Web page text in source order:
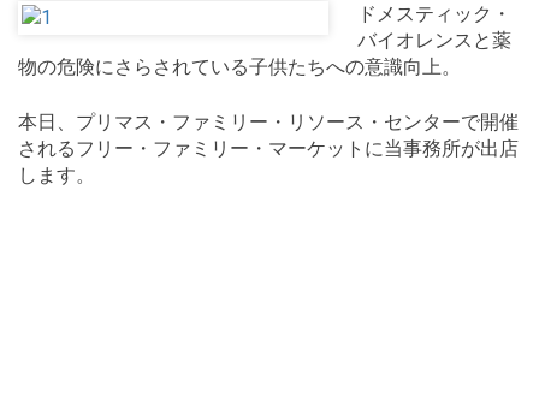
ドメスティック・
バイオレンスと薬
物の危険にさらされている子供たちへの意識向上。
本日、プリマス・ファミリー・リソース・センターで開催
されるフリー・ファミリー・マーケットに当事務所が出店
します。